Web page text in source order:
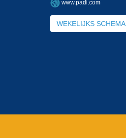
www.padi.com
WEKELIJKS SCHEMA